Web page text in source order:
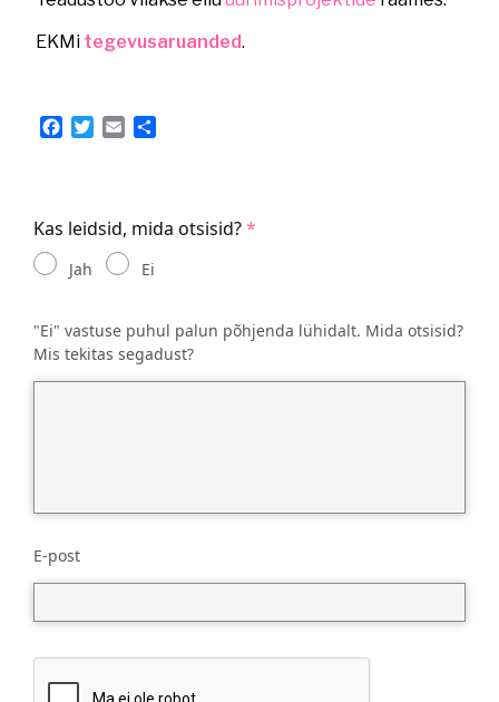
EKMi tegevusaruanded.
Facebook
Twitter
Email
Kas leidsid, mida otsisid?
Jah Ei
"Ei" vastuse puhul palun põhjenda lühidalt. Mida otsisid?
Mis tekitas segadust?
E-post